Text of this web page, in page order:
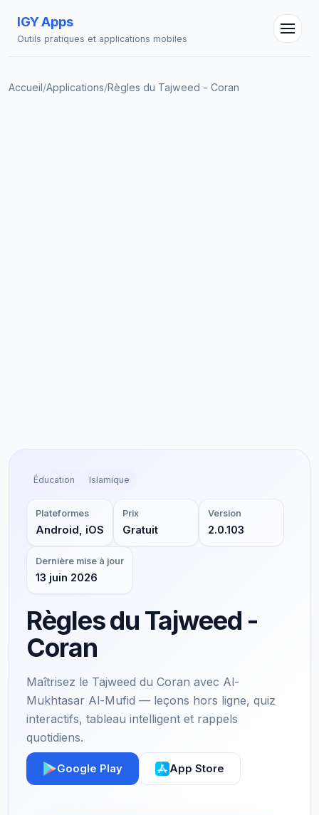
IGY Apps
Outils pratiques et applications mobiles
Accueil/Applications/Règles du Tajweed - Coran
Éducation Islamique
Plateformes
Android, iOS
Prix
Gratuit
Version
2.0.103
Dernière mise à jour
13 juin 2026
Règles du Tajweed -
Coran
Maîtrisez le Tajweed du Coran avec Al-
Mukhtasar Al-Mufid — leçons hors ligne, quiz
interactifs, tableau intelligent et rappels
quotidiens.
Google Play App Store